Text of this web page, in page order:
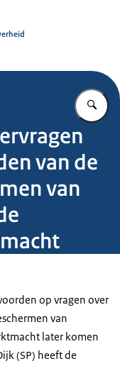
van de
van
op vragen over
van
later komen
(SP) heeft de